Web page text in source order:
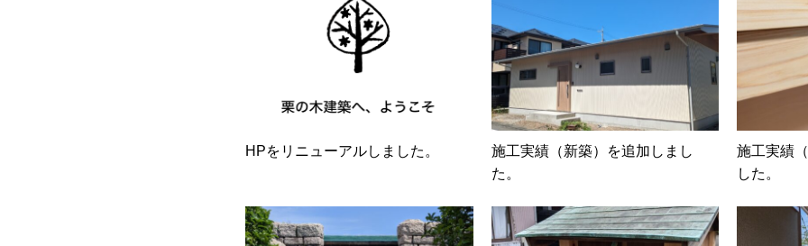
HPをリニューアルしました。
施工実績（新築）を追加しまし
た。
施工実績
した。